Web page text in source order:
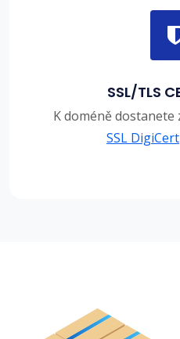
SSL/TLS
K doméně
SSL DigiCert